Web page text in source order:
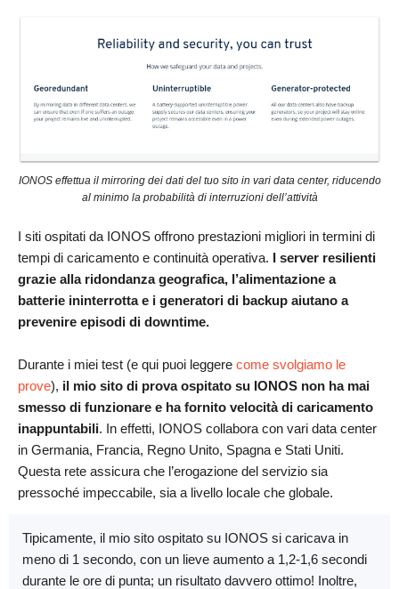
IONOS effettua il mirroring dei dati del tuo sito in vari data center, riducendo
al minimo la probabilità di interruzioni dell’attività
I siti ospitati da IONOS offrono prestazioni migliori in termini di
tempi di caricamento e continuità operativa. I server resilienti
grazie alla ridondanza geografica, l’alimentazione a
batterie ininterrotta e i generatori di backup aiutano a
prevenire episodi di downtime.
Durante i miei test (e qui puoi leggere come svolgiamo le
prove), il mio sito di prova ospitato su IONOS non ha mai
smesso di funzionare e ha fornito velocità di caricamento
inappuntabili. In effetti, IONOS collabora con vari data center
in Germania, Francia, Regno Unito, Spagna e Stati Uniti.
Questa rete assicura che l’erogazione del servizio sia
pressoché impeccabile, sia a livello locale che globale.
Tipicamente, il mio sito ospitato su IONOS si caricava in
meno di 1 secondo, con un lieve aumento a 1,2-1,6 secondi
durante le ore di punta; un risultato davvero ottimo! Inoltre,